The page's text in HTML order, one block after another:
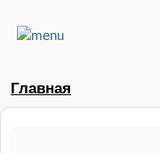
Главная